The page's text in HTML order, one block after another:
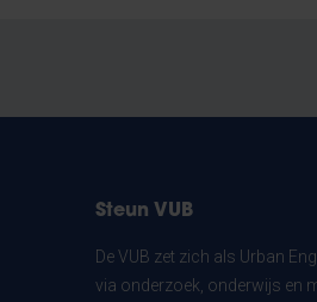
Steun VUB
De VUB zet zich als Urban
via onderzoek, onderwijs en